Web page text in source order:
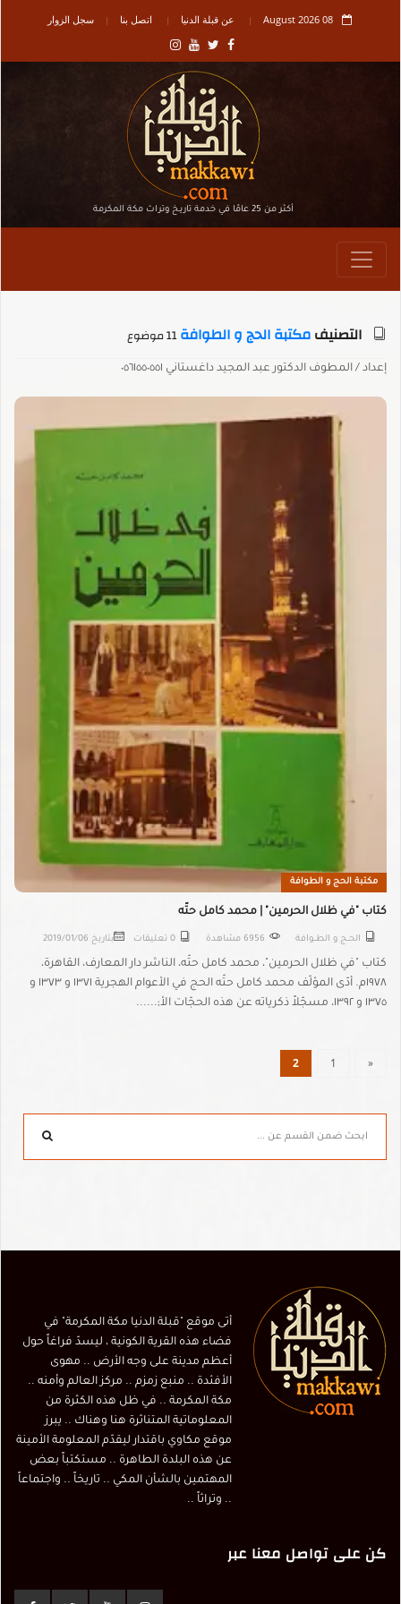
08 August 2026 عن قبلة الدنيا اتصل بنا سجل الزوار
أكثر من 25 عامًا في خدمة تاريـخ وتراث مكة المكرمة
التصنيفمكتبة الحج و الطوافة
إعداد / المطوف الدكتور عبد المجيد داغستاني ٠٥٦١٥٥٠٥٥١
مكتبة الحج و الطوافة
كتاب "في ظلال الحرمين" | محمد كامل حتّه
الحــج و الطــوافة 6956 مشاهدة 0 تعليقات بتاريخ 2019/01/06
كتاب "في ظلال الحرمين"، محمد كامل حتّه، الناشر دار المعارف، القاهرة،
١٩٧٨م. أدّى المؤلّف محمد كامل حتّه الحج في الأعوام الهجرية ١٣٧١ و ١٣٧٣ و
١٣٧٥ و ١٣٩٢، مسجّلاً ذكرياته عن هذه الحجّات الأ;......
«
1
2
أتى موقع "قبلة الدنيا مكة المكرمة" في
فضاء هذه القرية الكونية ، ليسدّ فراغاً حول
أعظم مدينة على وجه الأرض .. مهوى
الأفئدة .. منبع زمزم .. مركز العالم وأمنه ..
مكة المكرمة .. في ظل هذه الكثرة من
المعلوماتية المتناثرة هنا وهناك .. يبرز
موقع مكاوي باقتدار ليقدّم المعلومة الأمينة
عن هذه البلدة الطاهرة .. مستكتباً بعض
المهتمين بالشأن المكي .. تاريخاً .. واجتماعاً
.. وتراثاً ..
كن على تواصل معنا عبر